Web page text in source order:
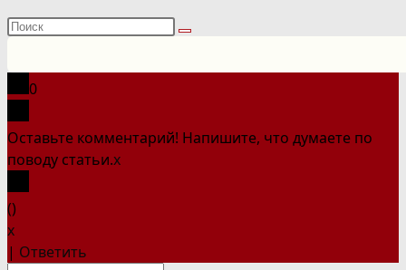
Поиск
сайте
0
Оставьте комментарий! Напишите, что думаете по
поводу статьи.x
()
x
| Ответить